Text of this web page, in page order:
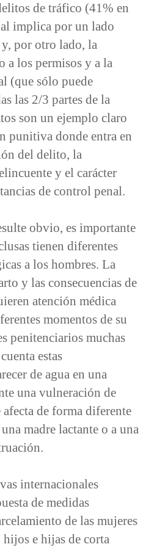
de tráfico (41% en
implica por un lado
y, por otro lado, la
a los permisos y a la
(que sólo puede
las 2/3 partes de la
son un ejemplo claro
punitiva donde entra en
del delito, la
y el carácter
de control penal.
obvio, es importante
tienen diferentes
a los hombres. La
y las consecuencias de
atención médica
momentos de su
penitenciarios muchas
estas
de agua en una
una vulneración de
afecta de forma diferente
madre lactante o a una
internacionales
de medidas
de las mujeres
hijos e hijas de corta